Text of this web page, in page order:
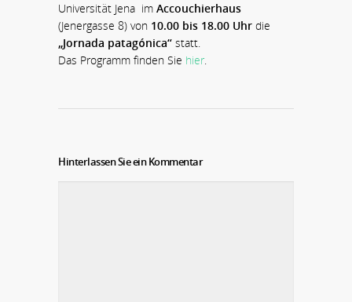
Universität Jena im Accouchierhaus
(Jenergasse 8) von 10.00 bis 18.00 Uhr die
„Jornada patagónica“ statt.
Das Programm finden Sie hier.
Hinterlassen Sie ein Kommentar